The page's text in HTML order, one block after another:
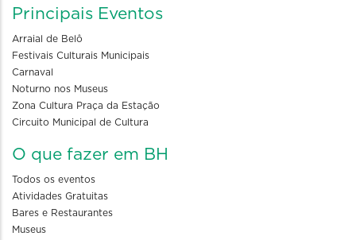
Principais Eventos
Arraial de Belô
Festivais Culturais Municipais
Carnaval
Noturno nos Museus
Zona Cultura Praça da Estação
Circuito Municipal de Cultura
O que fazer em BH
Todos os eventos
Atividades Gratuitas
Bares e Restaurantes
Museus